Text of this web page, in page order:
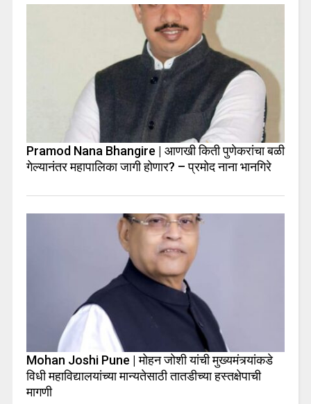
Pramod Nana Bhangire | आणखी किती पुणेकरांचा बळी
गेल्यानंतर महापालिका जागी होणार? – प्रमोद नाना भानगिरे
Mohan Joshi Pune | मोहन जोशी यांची मुख्यमंत्र्यांकडे
विधी महाविद्यालयांच्या मान्यतेसाठी तातडीच्या हस्तक्षेपाची
मागणी